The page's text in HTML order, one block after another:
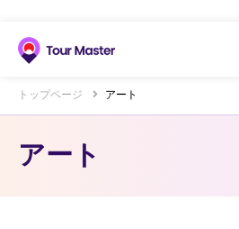
トップページ アート
アート